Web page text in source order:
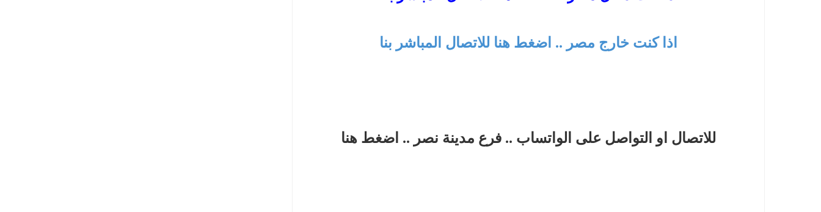
اذا كنت خارج مصر .. اضغط هنا للاتصال المباشر بنا
للاتصال او التواصل على الواتساب .. فرع مدينة نصر .. اضغط هنا